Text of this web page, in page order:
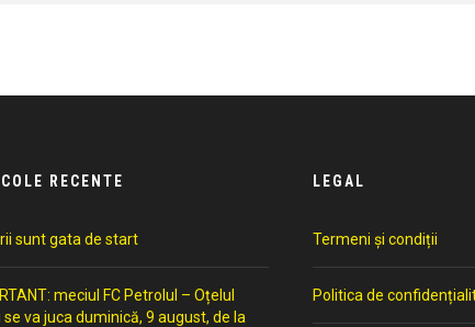
RECENTE
sunt gata de start
meciul FC Petrolul – Oțelul
se va juca duminică, 9 august, de la
LEGAL
Termeni și condiții
Politica de